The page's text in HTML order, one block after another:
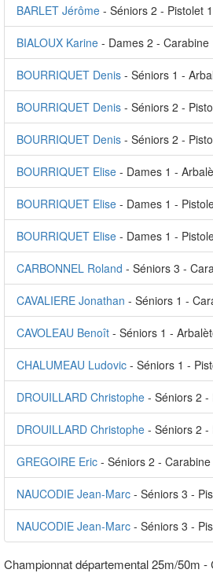
BARLET Jérôme - Séniors 2 - Pistolet
BIALOUX Karine - Dames 2 - Carabine
BOURRIQUET Denis - Séniors 1 -
BOURRIQUET Denis - Séniors 2 -
BOURRIQUET Denis - Séniors 2 -
BOURRIQUET Elise - Dames 1 -
BOURRIQUET Elise - Dames 1 -
BOURRIQUET Elise - Dames 1 -
CARBONNEL Roland - Séniors 3 -
CAVALIERE Jonathan - Séniors 1 -
CAVOLEAU Benoît - Séniors 1 -
CHALUMEAU Ludovic - Séniors 1 -
DROUILLARD Christophe - Séniors 2 -
DROUILLARD Christophe - Séniors 2 -
GREGOIRE Eric - Séniors 2 -
NAUCODIE Jean-Marc - Séniors 3 -
NAUCODIE Jean-Marc - Séniors 3 -
Championnat départemental 25m/50m -